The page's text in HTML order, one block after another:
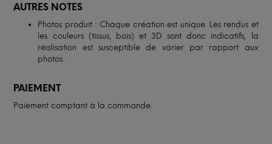
AUTRES NOTES
Photos produit : Chaque création est unique. Les rendus et
les couleurs (tissus, bois) et 3D sont donc indicatifs, la
réalisation est susceptible de varier par rapport aux
photos.
PAIEMENT
Paiement comptant à la commande.